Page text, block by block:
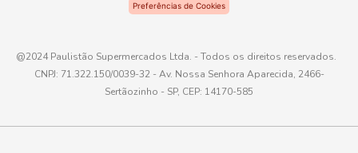
E-mail
Preferências de Cookies
@2024 Paulistão Supermercados Ltda. - Todos os direitos reservados.
CNPJ: 71.322.150/0039-32 - Av. Nossa Senhora Aparecida, 2466-
Sertãozinho - SP, CEP: 14170-585